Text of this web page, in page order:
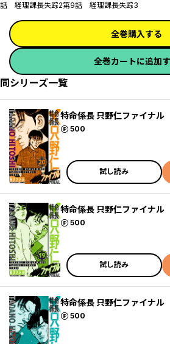
話 経理課長失踪2第9話 経理課長失踪3
全巻購入する
全巻カートに追加
同シリーズ一覧
特命係長 只野仁ファイナ
500
ポイント
試し読み
特命係長 只野仁ファイナ
500
ポイント
試し読み
特命係長 只野仁ファイナ
500
ポイント